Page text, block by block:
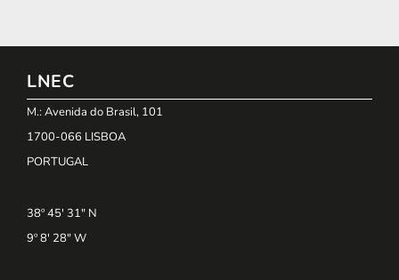
LNEC
M.: Avenida do Brasil, 101
1700-066 LISBOA
PORTUGAL
38º 45' 31" N
9º 8' 28" W